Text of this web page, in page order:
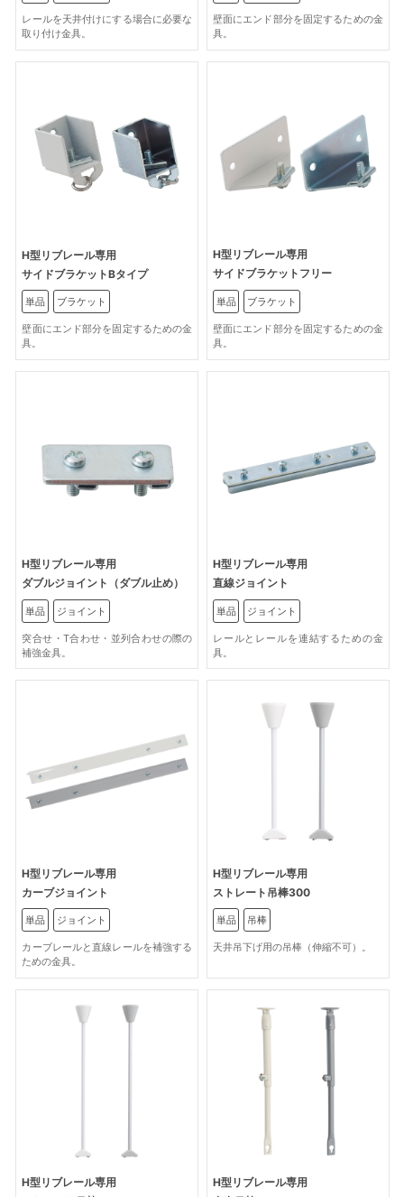
レールを天井付けにする場合に必要な
取り付け金具。
壁面にエンド部分を固定するための金
具。
H型リブレール専用
サイドブラケットBタイプ
単品 ブラケット
壁面にエンド部分を固定するための金
具。
H型リブレール専用
サイドブラケットフリー
単品 ブラケット
壁面にエンド部分を固定するための金
具。
H型リブレール専用
ダブルジョイント（ダブル止め）
単品 ジョイント
突合せ・T合わせ・並列合わせの際の
補強金具。
H型リブレール専用
直線ジョイント
単品 ジョイント
レールとレールを連結するための金
具。
H型リブレール専用
カーブジョイント
単品 ジョイント
カーブレールと直線レールを補強する
ための金具。
H型リブレール専用
ストレート吊棒300
単品 吊棒
天井吊下げ用の吊棒（伸縮不可）。
H型リブレール専用
H型リブレール専用